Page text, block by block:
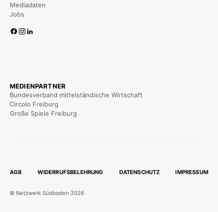
Mediadaten
Jobs
MEDIENPARTNER
Bundesverband mittelständische Wirtschaft
Circolo Freiburg
Große Spiele Freiburg
AGB WIDERRUFSBELEHRUNG DATENSCHUTZ IMPRESSUM
© Netzwerk Südbaden 2026